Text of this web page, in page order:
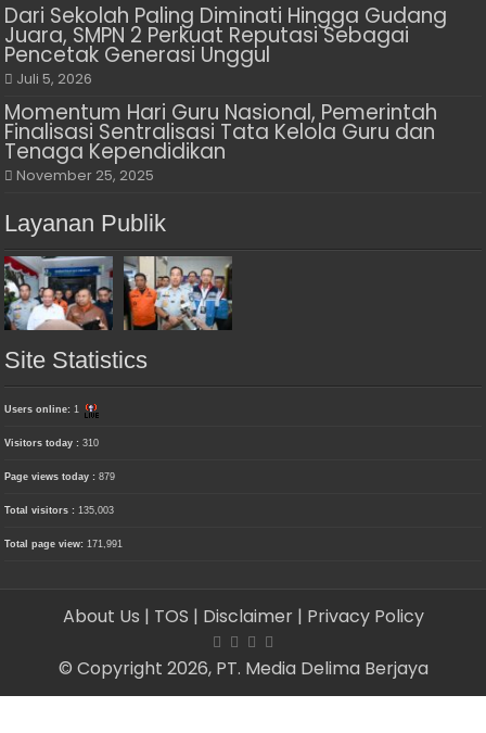
Dari Sekolah Paling Diminati Hingga Gudang
Juara, SMPN 2 Perkuat Reputasi Sebagai
Pencetak Generasi Unggul
Juli 5, 2026
Momentum Hari Guru Nasional, Pemerintah
Finalisasi Sentralisasi Tata Kelola Guru dan
Tenaga Kependidikan
November 25, 2025
Layanan Publik
Site Statistics
Users online:1
Visitors today :310
Page views today :879
Total visitors :135,003
Total page view:171,991
About Us | TOS | Disclaimer | Privacy Policy
© Copyright 2026, PT. Media Delima Berjaya